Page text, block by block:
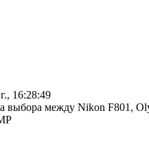
16:28:49
выбора между Nikon F801,